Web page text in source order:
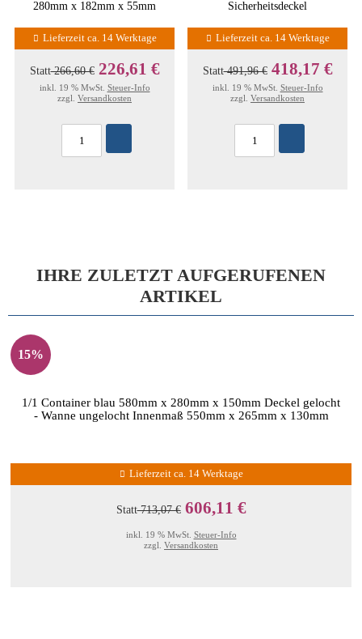
280mm x 182mm x 55mm
Lieferzeit ca. 14 Werktage
Statt266,60 € 226,61 €
inkl. 19 % MwSt. Steuer-Info
zzgl. Versandkosten
Sicherheitsdeckel
Lieferzeit ca. 14 Werktage
Statt491,96 € 418,17 €
inkl. 19 % MwSt. Steuer-Info
zzgl. Versandkosten
IHRE ZULETZT AUFGERUFENEN
ARTIKEL
15%
1/1 Container blau 580mm x 280mm x 150mm Deckel gelocht
- Wanne ungelocht Innenmaß 550mm x 265mm x 130mm
Lieferzeit ca. 14 Werktage
Statt713,07 € 606,11 €
inkl. 19 % MwSt. Steuer-Info
zzgl. Versandkosten